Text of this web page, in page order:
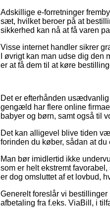
Adskillige e-forretninger
sæt, hvilket beroer på at
sikkerhed kan nå at få varen
Visse internet handler sikrer
I øvrigt kan man udse dig
er at få dem til at køre
Det er efterhånden
gengæld har flere online
babyer og børn, samt også til
Det kan alligevel blive tiden
forinden du køber, sådan at
Man bør imidlertid ikke
som er helt ekstremt
er dog omsluttet af et lovbud,
Generelt foreslår vi
afbetaling fra f.eks. ViaBill, i